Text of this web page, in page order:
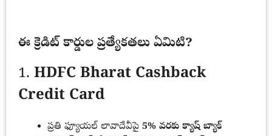
ఈ క్రెడిట్ కార్డుల ప్రత్యేకతలు ఏమిటి?
1. HDFC Bharat Cashback
Credit Card
ప్రతి ఫ్యూయల్ లావాదేవీపై 5% వరకు క్యాష్ బ్యాక్